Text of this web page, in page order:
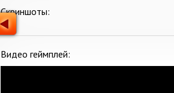
Скриншоты:
Видео геймплей: